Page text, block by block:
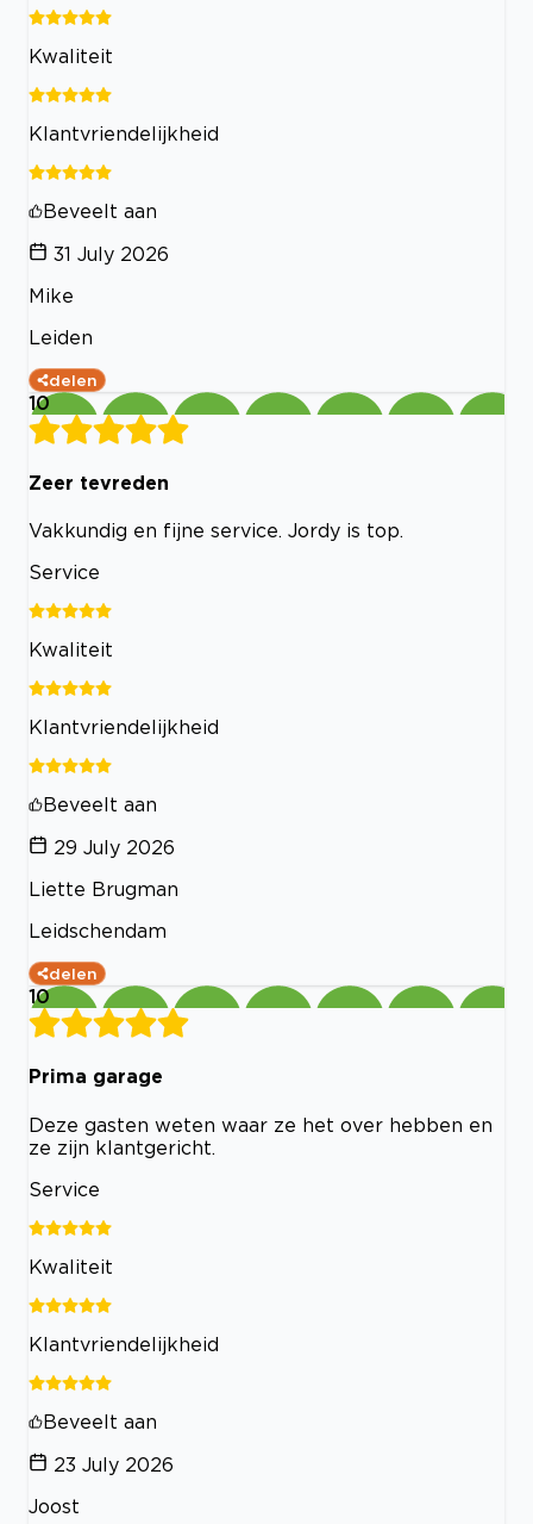
Kwaliteit
Klantvriendelijkheid
Beveelt aan
31 July 2026
Mike
Leiden
delen
10
Zeer tevreden
Vakkundig en fijne service. Jordy is top.
Service
Kwaliteit
Klantvriendelijkheid
Beveelt aan
29 July 2026
Liette Brugman
Leidschendam
delen
10
Prima garage
Deze gasten weten waar ze het over hebben en
ze zijn klantgericht.
Service
Kwaliteit
Klantvriendelijkheid
Beveelt aan
23 July 2026
Joost